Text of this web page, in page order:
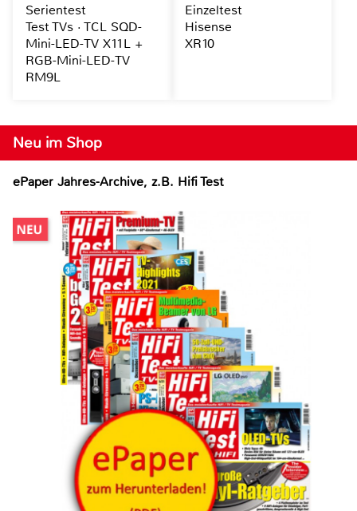
Neu im Shop
ePaper Jahres-Archive, z.B. Hifi Test
Serientest
Test TVs · TCL SQD-
Mini-LED-TV X11L +
RGB-Mini-LED-TV
RM9L
Einzeltest
Hisense
XR10